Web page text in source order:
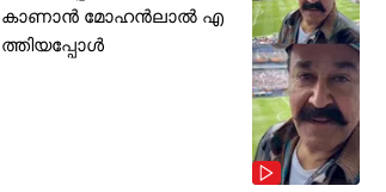
കാണാൻ മോഹൻലാൽ എ
ത്തിയപ്പോൾ